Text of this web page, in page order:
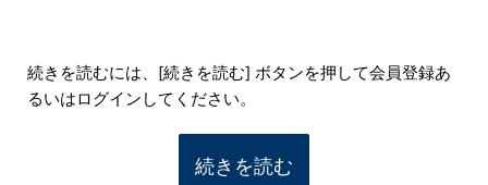
続きを読むには、[続きを読む] ボタンを押して会員登録あ
るいはログインしてください。
続きを読む